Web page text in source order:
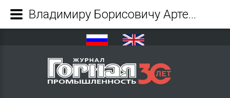
Владимиру Борисовичу Артемьеву – 60 лет - Журнал Горная промышленность